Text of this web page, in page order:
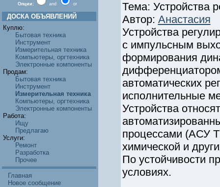
Опции: and or
ДОСКА ОБЪЯВЛЕНИЙ
Куплю:
Бытовая техника
Инструмент
Измерительная техника
Компьютеры, оргтехника
Электронные компоненты
Продам:
Бытовая техника
Инструмент
Измерительная техника
Компьютеры, оргтехника
Электронные компоненты
Работа:
Ищу
Предлагаю
Услуги:
Ремонт
Разработка
Прочее
Главная
Новое сообщение
Тема: Устройства
Автор: Анастасия
Устройства
с импульсным
формирования
автоматических
исполнительные
Устройства
процессами (АСУ
химической и
По устойчивости
условиях.